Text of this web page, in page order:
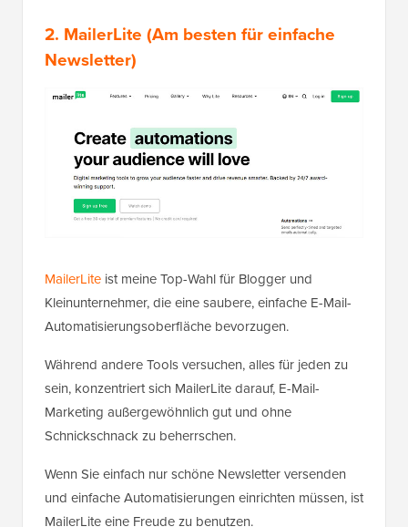
2. MailerLite (Am besten für einfache
Newsletter)
MailerLite ist meine Top-Wahl für Blogger und
Kleinunternehmer, die eine saubere, einfache E-Mail-
Automatisierungsoberfläche bevorzugen.
Während andere Tools versuchen, alles für jeden zu
sein, konzentriert sich MailerLite darauf, E-Mail-
Marketing außergewöhnlich gut und ohne
Schnickschnack zu beherrschen.
Wenn Sie einfach nur schöne Newsletter versenden
und einfache Automatisierungen einrichten müssen, ist
MailerLite eine Freude zu benutzen.